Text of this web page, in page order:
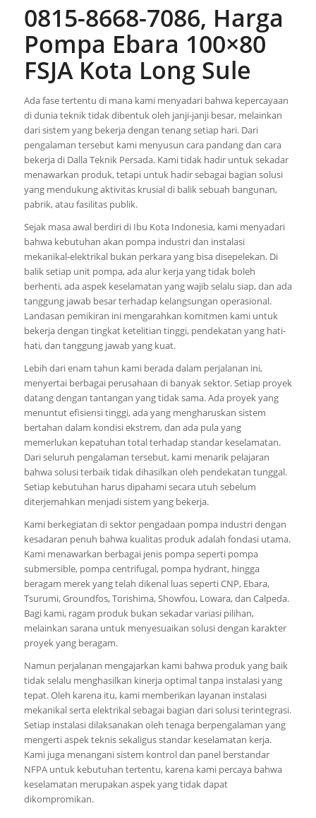
0815-8668-7086, Harga
Pompa Ebara 100×80
FSJA Kota Long Sule
Ada fase tertentu di mana kami menyadari bahwa kepercayaan
di dunia teknik tidak dibentuk oleh janji-janji besar, melainkan
dari sistem yang bekerja dengan tenang setiap hari. Dari
pengalaman tersebut kami menyusun cara pandang dan cara
bekerja di Dalla Teknik Persada. Kami tidak hadir untuk sekadar
menawarkan produk, tetapi untuk hadir sebagai bagian solusi
yang mendukung aktivitas krusial di balik sebuah bangunan,
pabrik, atau fasilitas publik.
Sejak masa awal berdiri di Ibu Kota Indonesia, kami menyadari
bahwa kebutuhan akan pompa industri dan instalasi
mekanikal-elektrikal bukan perkara yang bisa disepelekan. Di
balik setiap unit pompa, ada alur kerja yang tidak boleh
berhenti, ada aspek keselamatan yang wajib selalu siap, dan ada
tanggung jawab besar terhadap kelangsungan operasional.
Landasan pemikiran ini mengarahkan komitmen kami untuk
bekerja dengan tingkat ketelitian tinggi, pendekatan yang hati-
hati, dan tanggung jawab yang kuat.
Lebih dari enam tahun kami berada dalam perjalanan ini,
menyertai berbagai perusahaan di banyak sektor. Setiap proyek
datang dengan tantangan yang tidak sama. Ada proyek yang
menuntut efisiensi tinggi, ada yang mengharuskan sistem
bertahan dalam kondisi ekstrem, dan ada pula yang
memerlukan kepatuhan total terhadap standar keselamatan.
Dari seluruh pengalaman tersebut, kami menarik pelajaran
bahwa solusi terbaik tidak dihasilkan oleh pendekatan tunggal.
Setiap kebutuhan harus dipahami secara utuh sebelum
diterjemahkan menjadi sistem yang bekerja.
Kami berkegiatan di sektor pengadaan pompa industri dengan
kesadaran penuh bahwa kualitas produk adalah fondasi utama.
Kami menawarkan berbagai jenis pompa seperti pompa
submersible, pompa centrifugal, pompa hydrant, hingga
beragam merek yang telah dikenal luas seperti CNP, Ebara,
Tsurumi, Groundfos, Torishima, Showfou, Lowara, dan Calpeda.
Bagi kami, ragam produk bukan sekadar variasi pilihan,
melainkan sarana untuk menyesuaikan solusi dengan karakter
proyek yang beragam.
Namun perjalanan mengajarkan kami bahwa produk yang baik
tidak selalu menghasilkan kinerja optimal tanpa instalasi yang
tepat. Oleh karena itu, kami memberikan layanan instalasi
mekanikal serta elektrikal sebagai bagian dari solusi terintegrasi.
Setiap instalasi dilaksanakan oleh tenaga berpengalaman yang
mengerti aspek teknis sekaligus standar keselamatan kerja.
Kami juga menangani sistem kontrol dan panel berstandar
NFPA untuk kebutuhan tertentu, karena kami percaya bahwa
keselamatan merupakan aspek yang tidak dapat
dikompromikan.